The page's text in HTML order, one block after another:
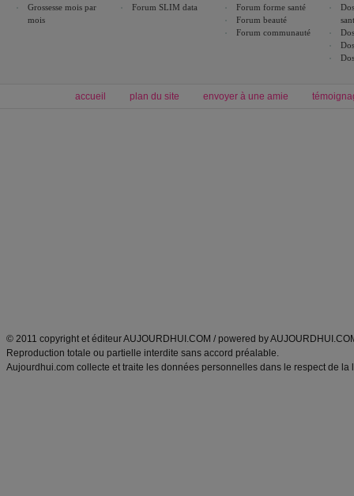
Grossesse mois par
mois
Forum SLIM data
Forum forme santé
Forum beauté
Forum communauté
accueil plan du site envoyer à une amie
© 2011 copyright et éditeur AUJOURDHUI.COM / powered by
Reproduction totale ou partielle interdite sans accord préalable.
Aujourdhui.com collecte et traite les données personnelles dans le respect de